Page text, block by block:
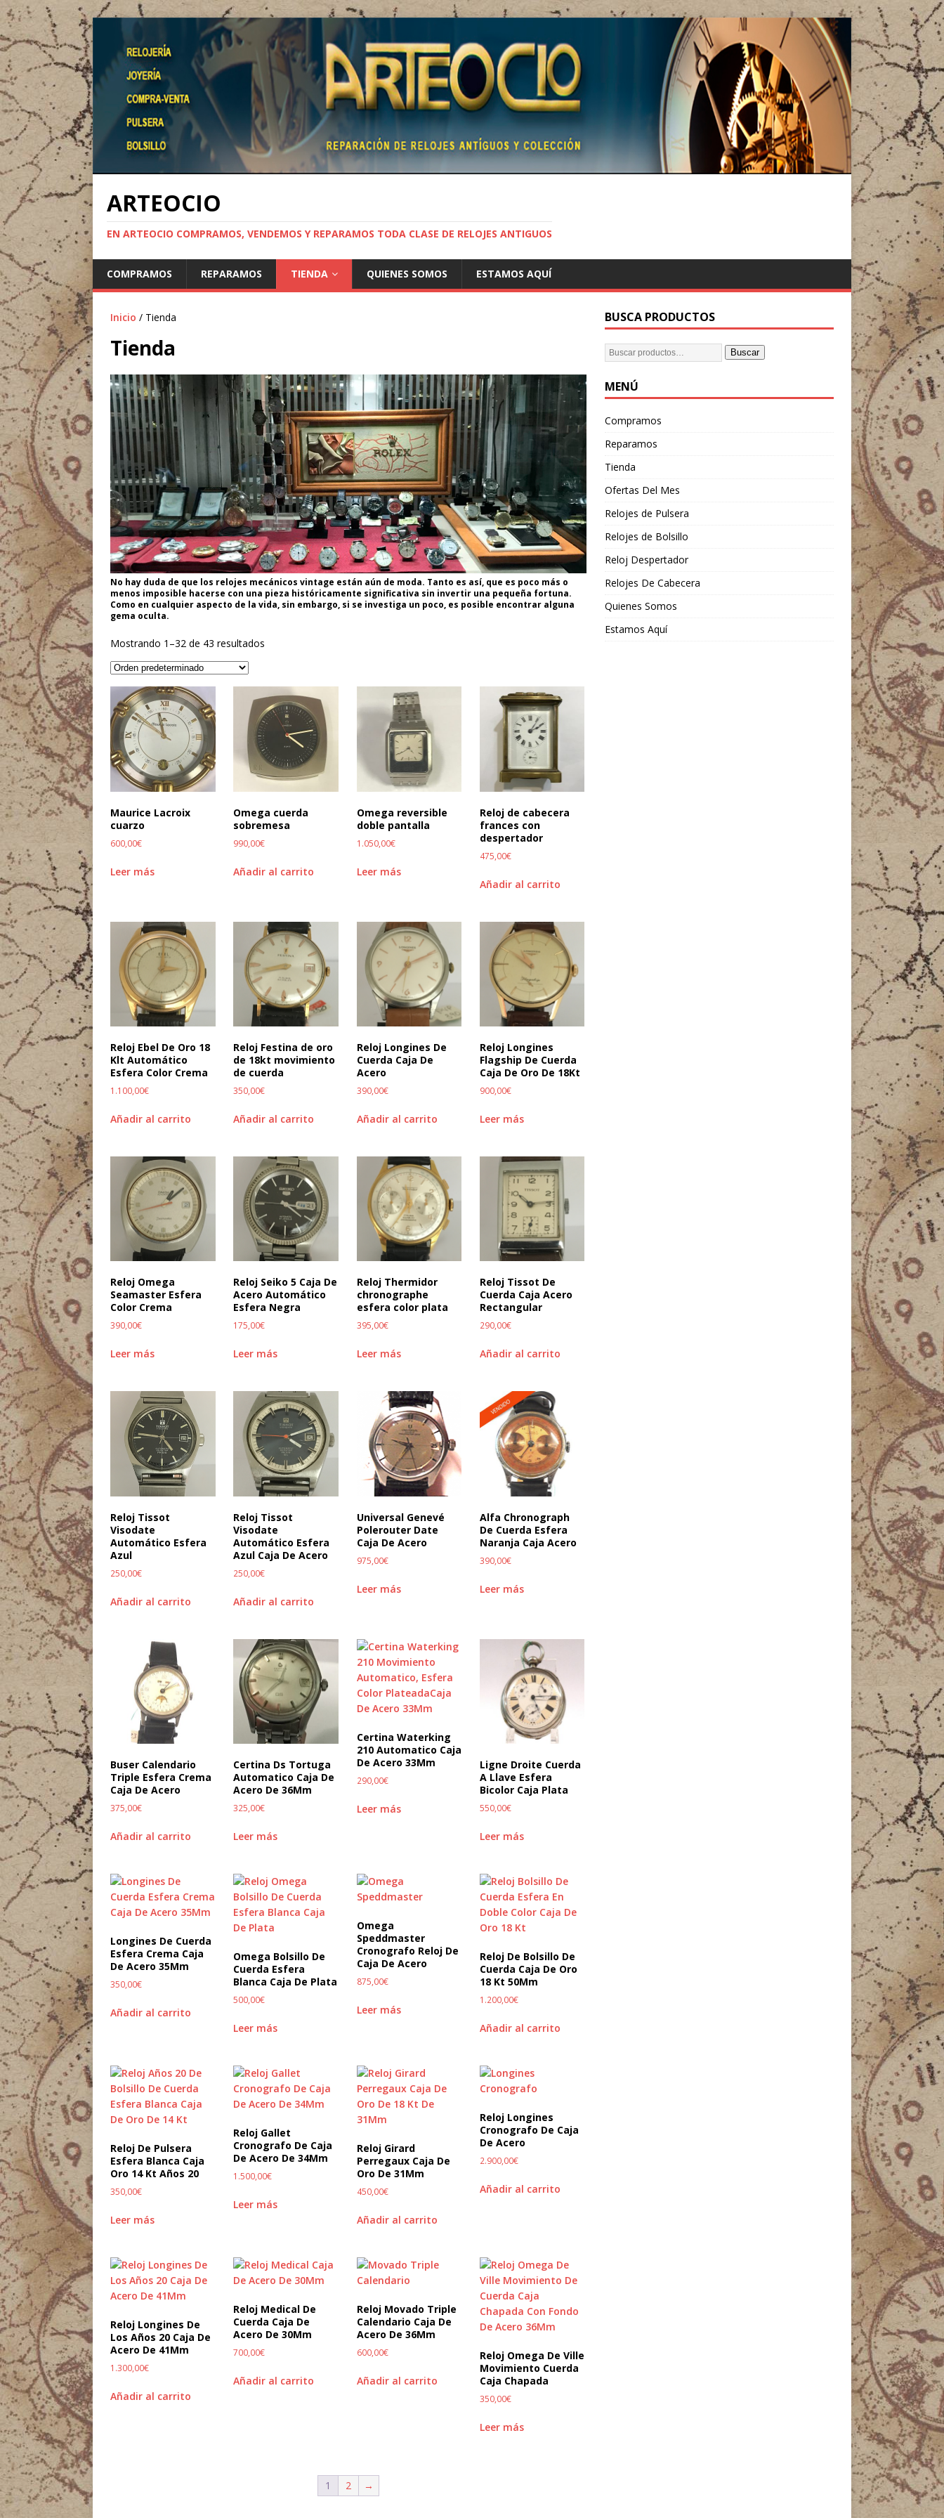
ARTEOCIO
EN ARTEOCIO COMPRAMOS, VENDEMOS Y REPARAMOS TODA CLASE DE RELOJES ANTIGUOS
COMPRAMOS REPARAMOS TIENDA QUIENES SOMOS ESTAMOS AQUÍ
Inicio / Tienda
Tienda
No hay duda de que los relojes mecánicos vintage están aún de moda. Tanto es así, que es poco más o
menos imposible hacerse con una pieza históricamente significativa sin invertir una pequeña fortuna.
Como en cualquier aspecto de la vida, sin embargo, si se investiga un poco, es posible encontrar alguna
gema oculta.
Mostrando 1–32 de 43 resultados
Maurice Lacroix
cuarzo
600,00€
Leer más
Omega cuerda
sobremesa
990,00€
Añadir al carrito
Omega reversible
doble pantalla
1.050,00€
Leer más
Reloj de cabecera
frances con
despertador
475,00€
Añadir al carrito
Reloj Ebel De Oro 18
Klt Automático
Esfera Color Crema
1.100,00€
Añadir al carrito
Reloj Festina de oro
de 18kt movimiento
de cuerda
350,00€
Añadir al carrito
Reloj Longines De
Cuerda Caja De
Acero
390,00€
Añadir al carrito
Reloj Longines
Flagship De Cuerda
Caja De Oro De 18Kt
900,00€
Leer más
Reloj Omega
Seamaster Esfera
Color Crema
390,00€
Leer más
Reloj Seiko 5 Caja De
Acero Automático
Esfera Negra
175,00€
Leer más
Reloj Thermidor
chronographe
esfera color plata
395,00€
Leer más
Reloj Tissot De
Cuerda Caja Acero
Rectangular
290,00€
Añadir al carrito
Reloj Tissot
Visodate
Automático Esfera
Azul
250,00€
Añadir al carrito
Reloj Tissot
Visodate
Automático Esfera
Azul Caja De Acero
250,00€
Añadir al carrito
Universal Genevé
Polerouter Date
Caja De Acero
975,00€
Leer más
Alfa Chronograph
De Cuerda Esfera
Naranja Caja Acero
390,00€
Leer más
Buser Calendario
Triple Esfera Crema
Caja De Acero
375,00€
Añadir al carrito
Certina Ds Tortuga
Automatico Caja De
Acero De 36Mm
325,00€
Leer más
Certina Waterking
210 Automatico Caja
De Acero 33Mm
290,00€
Leer más
Ligne Droite Cuerda
A Llave Esfera
Bicolor Caja Plata
550,00€
Leer más
Longines De Cuerda
Esfera Crema Caja
De Acero 35Mm
350,00€
Añadir al carrito
Omega Bolsillo De
Cuerda Esfera
Blanca Caja De Plata
500,00€
Leer más
Omega
Speddmaster
Cronografo Reloj De
Caja De Acero
875,00€
Leer más
Reloj De Bolsillo De
Cuerda Caja De Oro
18 Kt 50Mm
1.200,00€
Añadir al carrito
Reloj De Pulsera
Esfera Blanca Caja
Oro 14 Kt Años 20
350,00€
Leer más
Reloj Gallet
Cronografo De Caja
De Acero De 34Mm
1.500,00€
Leer más
Reloj Girard
Perregaux Caja De
Oro De 31Mm
450,00€
Añadir al carrito
Reloj Longines
Cronografo De Caja
De Acero
2.900,00€
Añadir al carrito
Reloj Longines De
Los Años 20 Caja De
Acero De 41Mm
1.300,00€
Añadir al carrito
Reloj Medical De
Cuerda Caja De
Acero De 30Mm
700,00€
Añadir al carrito
Reloj Movado Triple
Calendario Caja De
Acero De 36Mm
600,00€
Añadir al carrito
Reloj Omega De Ville
Movimiento Cuerda
Caja Chapada
350,00€
Leer más
1 2 →
BUSCA PRODUCTOS
Buscar
MENÚ
Compramos
Reparamos
Tienda
Ofertas Del Mes
Relojes de Pulsera
Relojes de Bolsillo
Reloj Despertador
Relojes De Cabecera
Quienes Somos
Estamos Aquí